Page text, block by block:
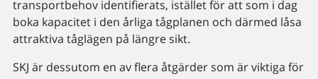
transportbehov identifierats, istället för att som i dag
boka kapacitet i den årliga tågplanen och därmed låsa
attraktiva tåglägen på längre sikt.
SKJ är dessutom en av flera åtgärder som är viktiga för